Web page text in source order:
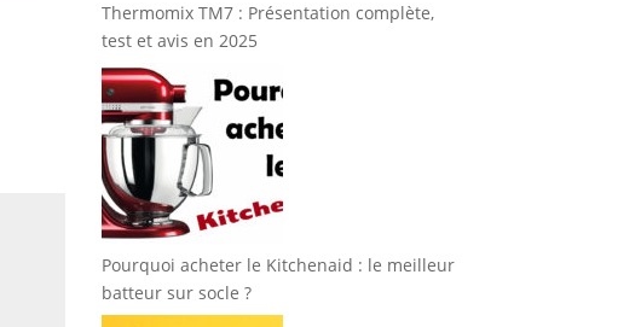
Thermomix TM7 : Présentation complète,
test et avis en 2025
Pourquoi acheter le Kitchenaid : le meilleur
batteur sur socle ?